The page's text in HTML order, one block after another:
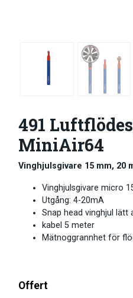
491
MiniAir64
Vinghjulsgivare 15 mm, 20
Vinghjulsgivare micro
Utgång: 4-20mA
Snap head vinghjul lätt
kabel 5 meter
Mätnoggrannhet för
Offert